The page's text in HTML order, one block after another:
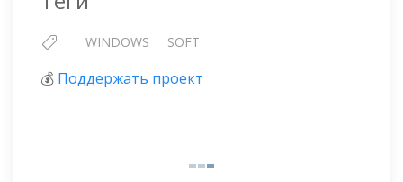
WINDOWS SOFT
💰 Поддержать проект